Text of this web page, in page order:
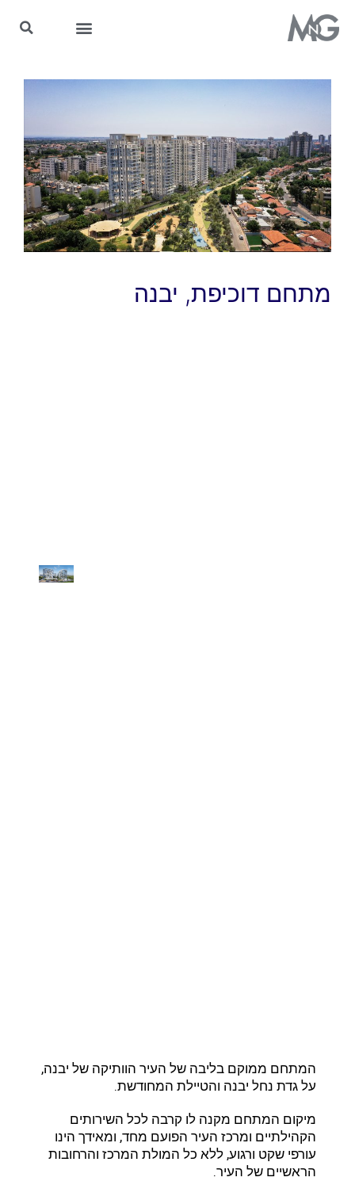
מתחם דוכיפת, יבנה
המתחם ממוקם בליבה של העיר הוותיקה של יבנה,
על גדת נחל יבנה והטיילת המחודשת.
מיקום המתחם מקנה לו קרבה לכל השירותים
הקהילתיים ומרכז העיר הפועם מחד, ומאידך הינו
עורפי שקט ורגוע, ללא כל המולת המרכז והרחובות
הראשיים של העיר.